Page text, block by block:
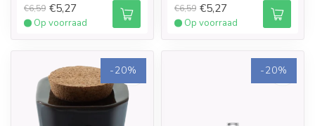
€6,59 €5,27
Op voorraad
€6,59 €5,27
Op voorraad
-20% -20%